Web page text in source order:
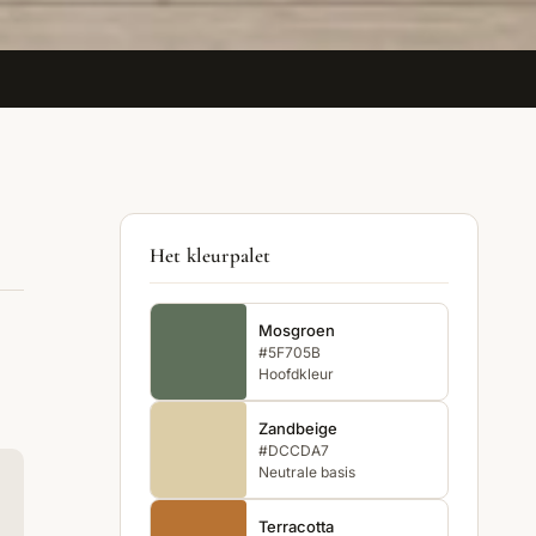
Het kleurpalet
Mosgroen
#5F705B
Hoofdkleur
Zandbeige
#DCCDA7
Neutrale basis
Terracotta